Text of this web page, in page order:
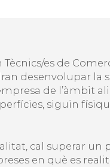
es de
desenvolupar la
de l’àmbit
siguin
cal superar un
en què es